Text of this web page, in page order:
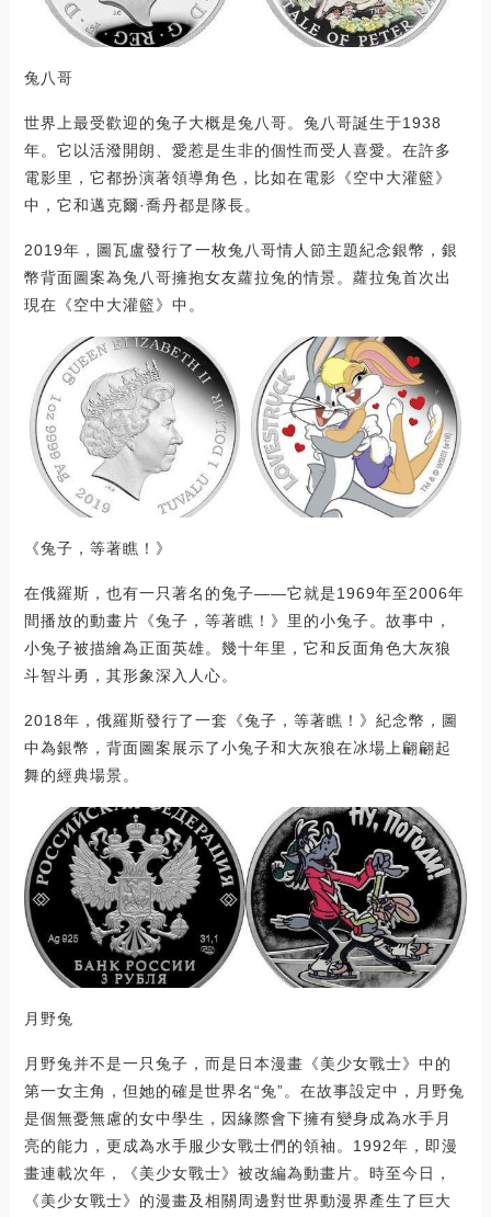
兔八哥
世界上最受歡迎的兔子大概是兔八哥。兔八哥誕生于1938
年。它以活潑開朗、愛惹是生非的個性而受人喜愛。在許多
電影里，它都扮演著領導角色，比如在電影《空中大灌籃》
中，它和邁克爾·喬丹都是隊長。
2019年，圖瓦盧發行了一枚兔八哥情人節主題紀念銀幣，銀
幣背面圖案為兔八哥擁抱女友蘿拉兔的情景。蘿拉兔首次出
現在《空中大灌籃》中。
《兔子，等著瞧！》
在俄羅斯，也有一只著名的兔子——它就是1969年至2006年
間播放的動畫片《兔子，等著瞧！》里的小兔子。故事中，
小兔子被描繪為正面英雄。幾十年里，它和反面角色大灰狼
斗智斗勇，其形象深入人心。
2018年，俄羅斯發行了一套《兔子，等著瞧！》紀念幣，圖
中為銀幣，背面圖案展示了小兔子和大灰狼在冰場上翩翩起
舞的經典場景。
月野兔
月野兔并不是一只兔子，而是日本漫畫《美少女戰士》中的
第一女主角，但她的確是世界名“兔”。在故事設定中，月野兔
是個無憂無慮的女中學生，因緣際會下擁有變身成為水手月
亮的能力，更成為水手服少女戰士們的領袖。1992年，即漫
畫連載次年，《美少女戰士》被改編為動畫片。時至今日，
《美少女戰士》的漫畫及相關周邊對世界動漫界產生了巨大